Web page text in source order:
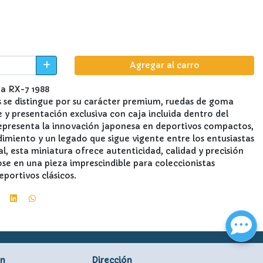
Agregar al carro
RX-7 1988
distingue por su carácter premium, ruedas de goma
presentación exclusiva con caja incluida dentro del
la innovación japonesa en deportivos compactos,
y un legado que sigue vigente entre los entusiastas
esta miniatura ofrece autenticidad, calidad y precisión
en una pieza imprescindible para coleccionistas
clásicos.
Dirección